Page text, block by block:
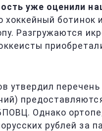
уже оценили
хоккейный
Разгружаются
утвердил
Однако
рублей за